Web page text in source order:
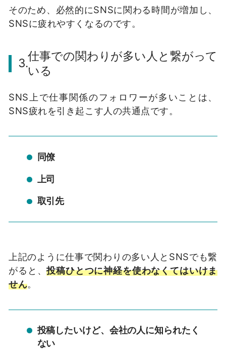
そのため、必然的にSNSに関わる時間が増加し、
SNSに疲れやすくなるのです。
3.
仕事での関わりが多い人と繋がって
いる
SNS 上で仕事関係のフォロワーが多いことは、
SNS疲れを引き起こす人の共通点です。
同僚
上司
取引先
上記のように仕事で関わりの多い人と SNSでも繋
がると、投稿ひとつに神経を使わなくてはいけま
せん。
投稿したいけど、会社の人に知られたく
ない